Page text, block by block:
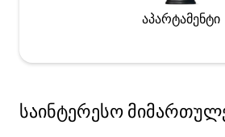
აპარტამენტი
საინტერესო